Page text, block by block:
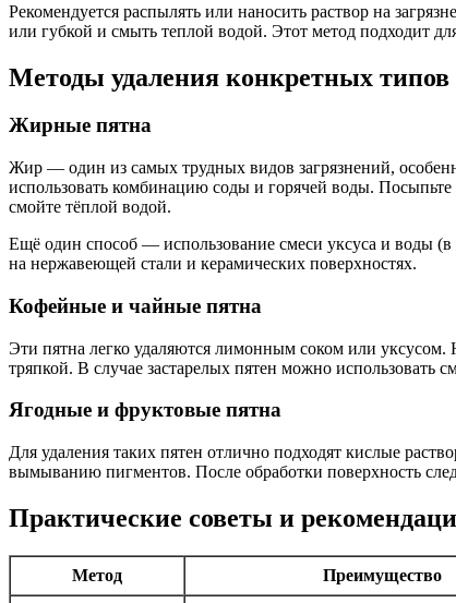
Рекомендуется распылять или наносить раствор на
или губкой и смыть теплой водой. Этот метод подходит
Методы удаления конкретных типов
Жирные пятна
Жир — один из самых трудных видов загрязнений,
использовать комбинацию соды и горячей воды. Посыпьте
смойте тёплой водой.
Ещё один способ — использование смеси уксуса и воды
на нержавеющей стали и керамических поверхностях.
Кофейные и чайные пятна
Эти пятна легко удаляются лимонным соком или уксусом.
тряпкой. В случае застарелых пятен можно использовать
Ягодные и фруктовые пятна
Для удаления таких пятен отлично подходят кислые
вымыванию пигментов. После обработки поверхность
Практические советы и
Метод Преимущество